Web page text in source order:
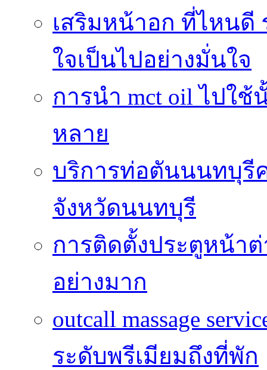
เสริมหน้าอก ที่ไหนดี
ใจเป็นไปอย่างมั่นใจ
การนำ mct oil ไปใ
หลาย
บริการท่อตันนนทบุรี
จังหวัดนนทบุรี
การติดตั้งประตูหน้า
อย่างมาก
outcall massage
ระดับพรีเมียมถึงที่พัก